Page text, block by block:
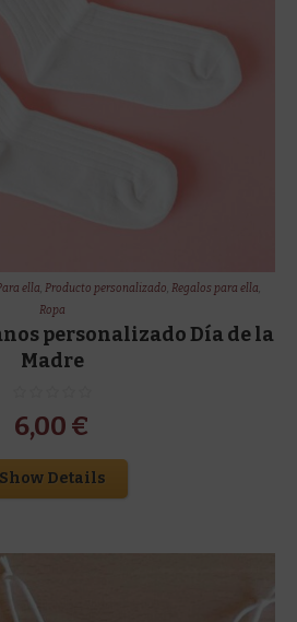
ella,Producto personalizado,Regalos para ella,
Ropa
personalizado Día de la
Madre
6,00 €
Show Details